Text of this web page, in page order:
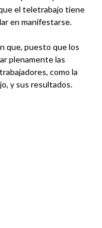
el teletrabajo tiene
en manifestarse.
que, puesto que los
plenamente las
como la
y sus resultados.